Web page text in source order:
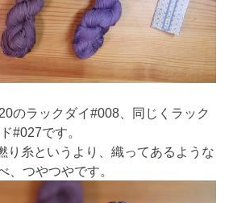
のラックダイ#008、同じくラック
#027です。
り糸というより、織ってあるような
、つやつやです。